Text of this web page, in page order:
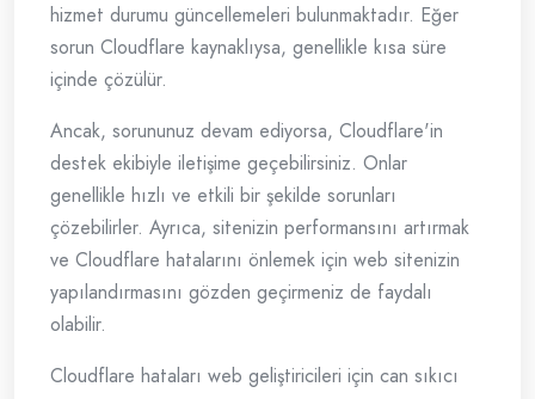
hizmet durumu güncellemeleri bulunmaktadır. Eğer
sorun Cloudflare kaynaklıysa, genellikle kısa süre
içinde çözülür.
Ancak, sorununuz devam ediyorsa, Cloudflare'in
destek ekibiyle iletişime geçebilirsiniz. Onlar
genellikle hızlı ve etkili bir şekilde sorunları
çözebilirler. Ayrıca, sitenizin performansını artırmak
ve Cloudflare hatalarını önlemek için web sitenizin
yapılandırmasını gözden geçirmeniz de faydalı
olabilir.
Cloudflare hataları web geliştiricileri için can sıkıcı